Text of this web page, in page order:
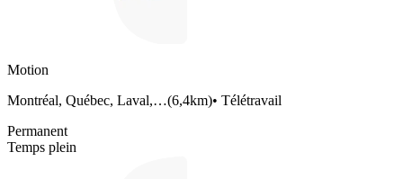
Motion
Montréal, Québec, Laval,…(6,4km)• Télétravail
Permanent
Temps plein